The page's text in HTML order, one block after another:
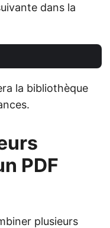
dans la
la bibliothèque
PDF
plusieurs